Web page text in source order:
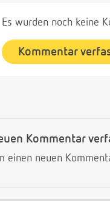
Es wurden noch keine
Kommentar
Kommentar
einen neuen